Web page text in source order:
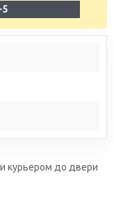
5
курьером до двери